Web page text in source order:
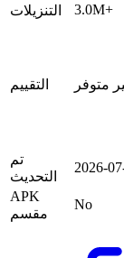
التنزيلات 3.0M+
التقييم متوفر
تم
التحديث
2026-
APK
مقسم
No